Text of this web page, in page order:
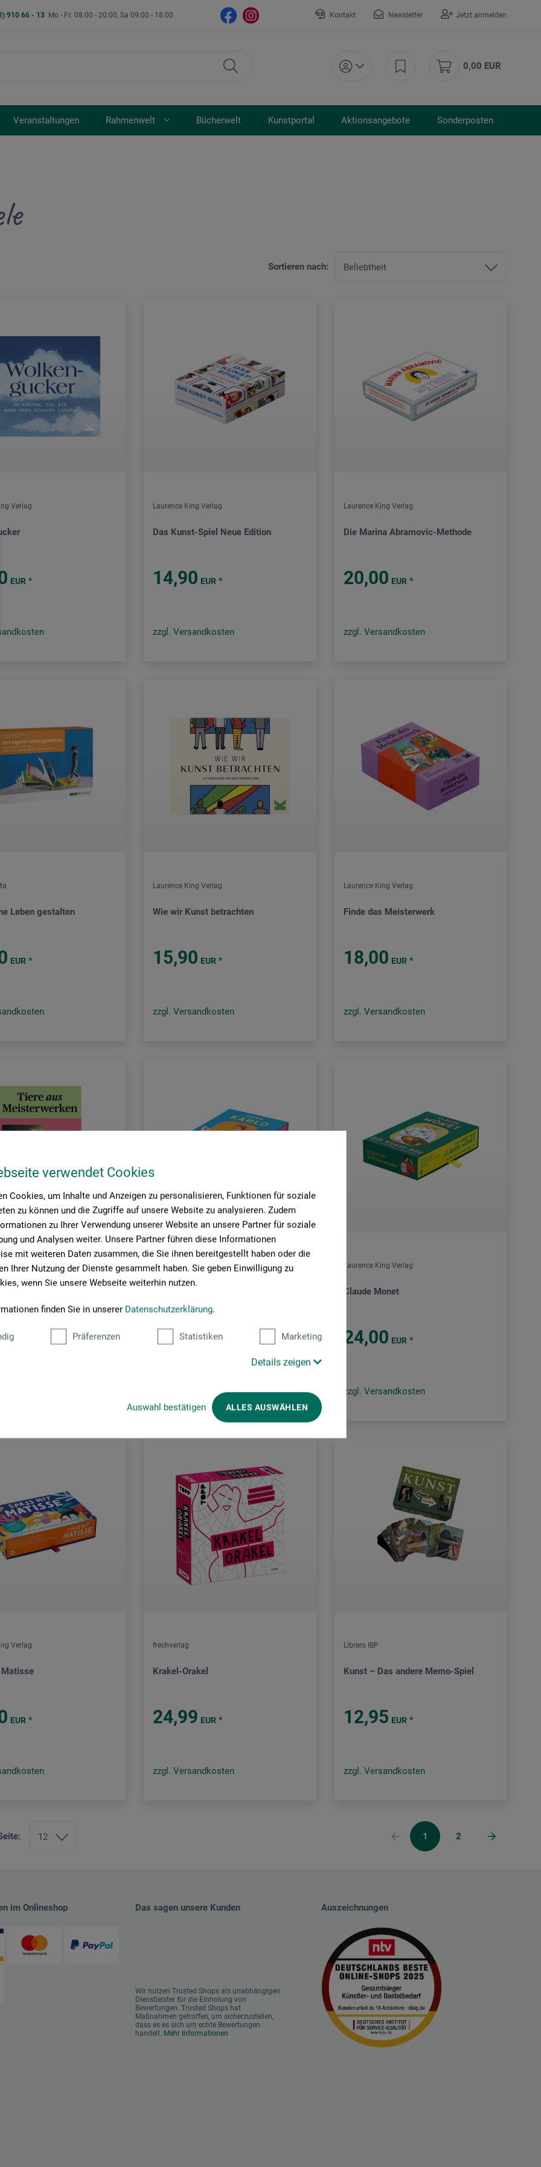
verwendet Cookies
Cookies, um Inhalte und Anzeigen zu personalisieren, Funktionen für soziale
zu können und die Zugriffe auf unsere Website zu analysieren. Zudem
zu Ihrer Verwendung unserer Website an unsere Partner für soziale
und Analysen weiter. Unsere Partner führen diese Informationen
mit weiteren Daten zusammen, die Sie ihnen bereitgestellt haben oder die
Ihrer Nutzung der Dienste gesammelt haben. Sie geben Einwilligung zu
wenn Sie unsere Webseite weiterhin nutzen.
finden Sie in unserer Datenschutzerklärung.
Präferenzen Statistiken Marketing
Details zeigen
Auswahl bestätigen ALLES AUSWÄHLEN
910 66 - 13 Mo - Fr: 08:00 - 20:00, Sa 09:00 - 18:00 Kontakt Newsletter Jetzt anmelden
0,00 EUR
Veranstaltungen Rahmenwelt Bücherwelt Kunstportal Aktionsangebote Sonderposten
Sortieren nach:
Verlag
EUR *
Laurence King Verlag
Das Kunst-Spiel Neue Edition
14,90 EUR *
zzgl. Versandkosten
Laurence King Verlag
Die Marina Abramovic-Methode
20,00 EUR *
zzgl. Versandkosten
Leben gestalten
EUR *
Laurence King Verlag
Wie wir Kunst betrachten
15,90 EUR *
zzgl. Versandkosten
Laurence King Verlag
Finde das Meisterwerk
18,00 EUR *
zzgl. Versandkosten
Verlag
EUR
Laurence King Verlag
24,00 EUR *
zzgl. Versandkosten
Laurence King Verlag
Claude Monet
24,00 EUR *
zzgl. Versandkosten
Verlag
EUR *
frechverlag
Krakel-Orakel
24,99 EUR *
zzgl. Versandkosten
Librero IBP
Kunst – Das andere Memo-Spiel
12,95 EUR *
zzgl. Versandkosten
1 2
im Onlineshop Das sagen unsere Kunden
Wir nutzen Trusted Shops als unabhängigen
Dienstleister für die Einholung von
Bewertungen. Trusted Shops hat
Maßnahmen getroffen, um sicherzustellen,
dass es es sich um echte Bewertungen
handelt. Mehr Informationen
Auszeichnungen